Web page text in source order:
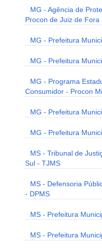
MG - Agência de
Procon de Juiz de Fora
MG - Prefeitura
MG - Prefeitura
MG - Programa
Consumidor - Procon
MG - Prefeitura
MG - Prefeitura
MS - Tribunal de
Sul - TJMS
MS - Defensoria
- DPMS
MS - Prefeitura
MS - Prefeitura